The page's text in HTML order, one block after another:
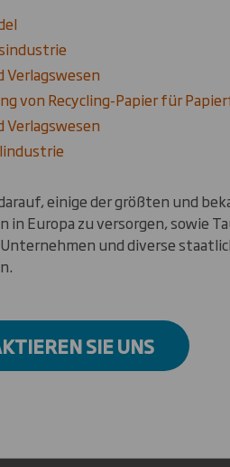
Verlagswesen
von Recycling-Papier für
Verlagswesen
einige der größten und
in Europa zu versorgen, sowie
und diverse
SIE UNS